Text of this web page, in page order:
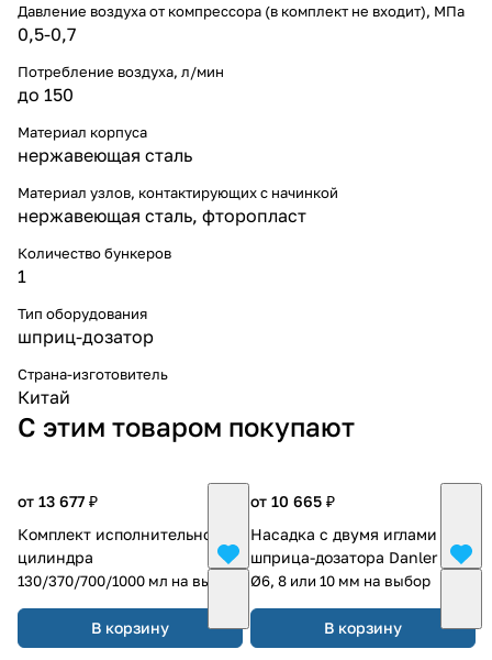
Давление воздуха от компрессора (в комплект не входит), МПа
0,5-0,7
Потребление воздуха, л/мин
до 150
Материал корпуса
нержавеющая сталь
Материал узлов, контактирующих с начинкой
нержавеющая сталь, фторопласт
Количество бункеров
1
Тип оборудования
шприц-дозатор
Страна-изготовитель
Китай
С этим товаром покупают
от 13 677 ₽
Комплект исполнительного
цилиндра
130/370/700/1000 мл на выбор
В корзину
от 10 665 ₽
Насадка с двумя иглами для
шприца-дозатора Danler
Ø6, 8 или 10 мм на выбор
В корзину